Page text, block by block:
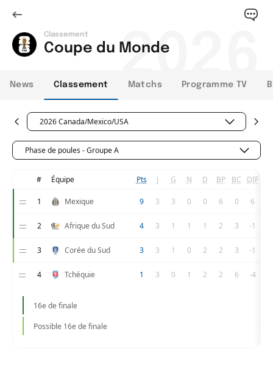
Classement
Coupe du Monde2026
News Classement Matchs Programme TV
2026 Canada/Mexico/USA
Phase de poules - Groupe A
# Équipe Pts J G N D BP BC DIF
1 Mexique 9 3 3 0 0 6 0 6
2 Afrique du Sud 4 3 1 1 1 2 3 -1
3 Corée du Sud 3 3 1 0 2 2 3 -1
4 Tchéquie 1 3 0 1 2 2 6 -4
16e de finale
Possible 16e de finale